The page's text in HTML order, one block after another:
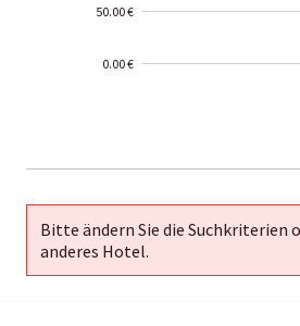
50.00 €
0.00 €
01-02
Bitte ändern Sie die Suchkriterien
anderes Hotel.